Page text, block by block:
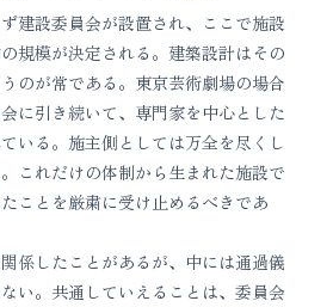
建設委員会が設置され、ここで施設
規模が決定される。建築設計はその
のが常である。東京芸術劇場の場合
に引き続いて、専門家を中心とした
いる。施主側としては万全を尽くし
これだけの体制から生まれた施設で
ことを厳粛に受け止めるべきであ
係したことがあるが、中には通過儀
い。共通していえることは、委員会